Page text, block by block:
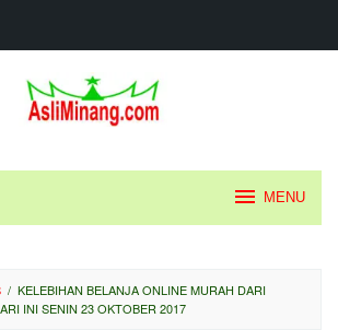
MENU
/ KELEBIHAN BELANJA ONLINE MURAH DARI
INI SENIN 23 OKTOBER 2017